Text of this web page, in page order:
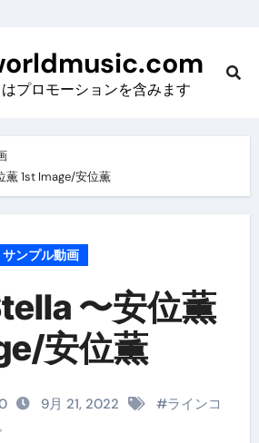
プロモーションを含みます
薫 1st Image/安位薫
サンプル動画
〜安位薫
安位薫
9月 21, 2022 #ラインコ